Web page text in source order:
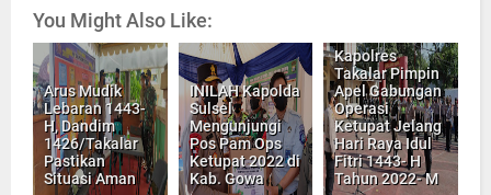
You Might Also Like:
Arus Mudik
Lebaran 1443-
H, Dandim
1426/Takalar
Pastikan
Situasi Aman
INILAH Kapolda
Sulsel
Mengunjungi
Pos Pam Ops
Ketupat 2022 di
Kab. Gowa
Kapolres
Takalar Pimpin
Apel Gabungan
Operasi
Ketupat Jelang
Hari Raya Idul
Fitri 1443- H
Tahun 2022- M
Kapolda Sulsel,
Resmikan